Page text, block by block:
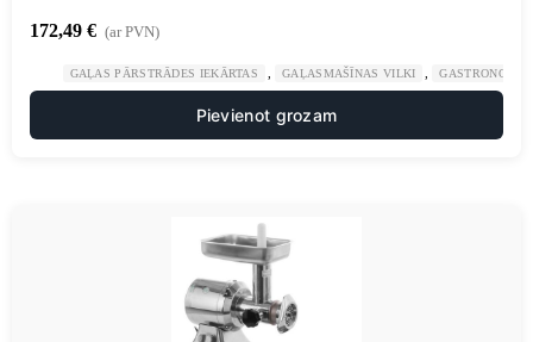
172,49 € (ar PVN)
GAĻAS PĀRSTRĀDES IEKĀRTAS GAĻASMAŠĪNAS VILKI
Pievienot grozam